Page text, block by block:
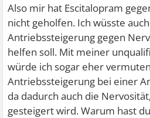
Also mir hat Escitalopram
nicht geholfen. Ich wüsste
Antriebssteigerung gegen
helfen soll. Mit meiner
würde ich sogar eher
Antriebssteigerung bei einer
da dadurch auch die
gesteigert wird. Warum hast